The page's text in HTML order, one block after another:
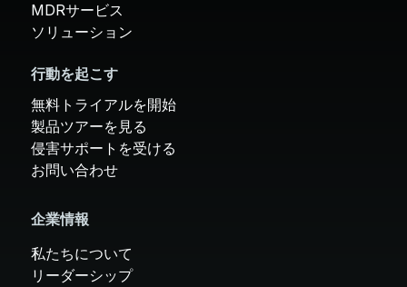
MDRサービス
ソリューション
行動を起こす
無料トライアルを開始
製品ツアーを見る
侵害サポートを受ける
お問い合わせ
企業情報
私たちについて
リーダーシップ